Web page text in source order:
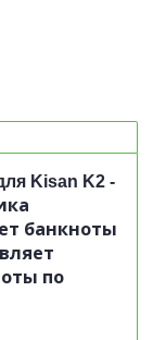
Kisan K2 -
банкноты
по